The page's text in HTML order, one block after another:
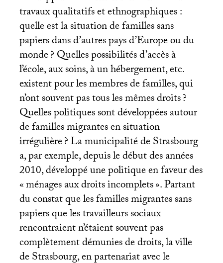
travaux qualitatifs et ethnographiques :
quelle est la situation de familles sans
papiers dans d’autres pays d’Europe ou du
monde? Quelles possibilités d’accès à
l’école, aux soins, à un hébergement, etc.
existent pour les membres de familles, qui
n’ont souvent pas tous les mêmes droits?
Quelles politiques sont développées autour
de familles migrantes en situation
irrégulière? La municipalité de Strasbourg
a, par exemple, depuis le début des années
2010, développé une politique en faveur des
«ménages aux droits incomplets». Partant
du constat que les familles migrantes sans
papiers que les travailleurs sociaux
rencontraient n’étaient souvent pas
complètement démunies de droits, la ville
de Strasbourg, en partenariat avec le